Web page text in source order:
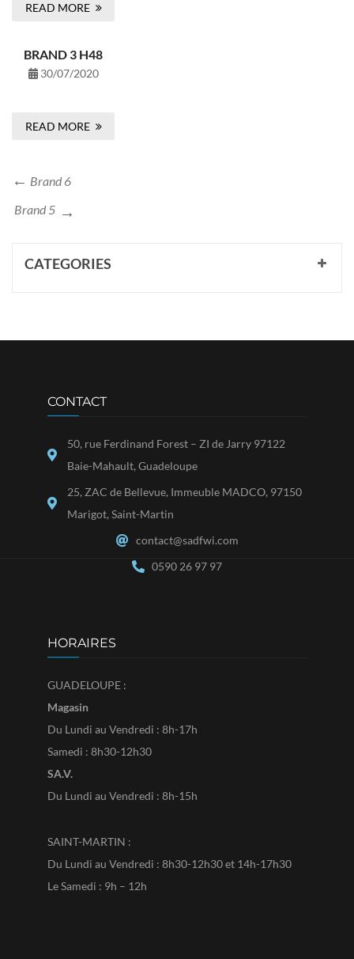
READ MORE
BRAND 3 H48
30/07/2020
READ MORE
Brand 6
Brand 5
CATEGORIES
CONTACT
50, rue Ferdinand Forest – ZI de Jarry 97122
Baie-Mahault, Guadeloupe
25, ZAC de Bellevue, Immeuble MADCO, 97150
Marigot, Saint-Martin
contact@sadfwi.com
0590 26 97 97
HORAIRES
GUADELOUPE :
Magasin
Du Lundi au Vendredi : 8h-17h
Samedi : 8h30-12h30
SA.V.
Du Lundi au Vendredi : 8h-15h
SAINT-MARTIN :
Du Lundi au Vendredi : 8h30-12h30 et 14h-17h30
Le Samedi : 9h – 12h